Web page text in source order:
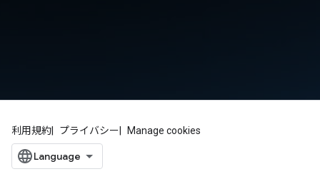
利用規約 プライバシー Manage cookies